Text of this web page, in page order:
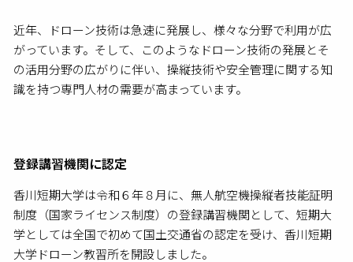
近年、ドローン技術は急速に発展し、様々な分野で利用が広
がっています。そして、このようなドローン技術の発展とそ
の活用分野の広がりに伴い、操縦技術や安全管理に関する知
識を持つ専門人材の需要が高まっています。
登録講習機関に認定
香川短期大学は令和６年８月に、無人航空機操縦者技能証明
制度（国家ライセンス制度）の登録講習機関として、短期大
学としては全国で初めて国土交通省の認定を受け、香川短期
大学ドローン教習所を開設しました。